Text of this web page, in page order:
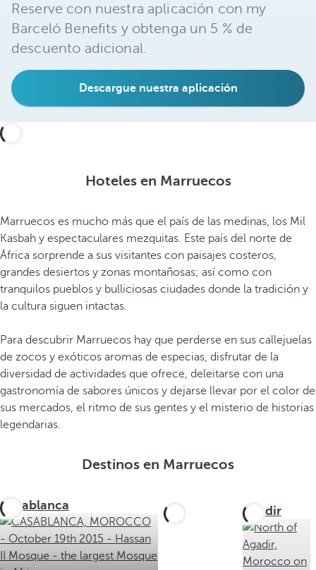
Reserve con nuestra aplicación con my
Barceló Benefits y obtenga un 5 % de
descuento adicional.
Descargue nuestra aplicación
Hoteles en Marruecos
Marruecos es mucho más que el país de las medinas, los Mil
Kasbah y espectaculares mezquitas. Este país del norte de
África sorprende a sus visitantes con paisajes costeros,
grandes desiertos y zonas montañosas; así como con
tranquilos pueblos y bulliciosas ciudades donde la tradición y
la cultura siguen intactas.
Para descubrir Marruecos hay que perderse en sus callejuelas
de zocos y exóticos aromas de especias, disfrutar de la
diversidad de actividades que ofrece, deleitarse con una
gastronomía de sabores únicos y dejarse llevar por el color de
sus mercados, el ritmo de sus gentes y el misterio de historias
legendarias.
Destinos en Marruecos
Casablanca Fez Agadir